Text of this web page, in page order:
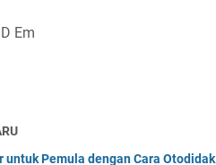
Em
untuk Pemula dengan Cara Otodidak